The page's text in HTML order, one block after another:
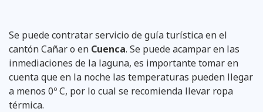
Se puede contratar servicio de guía turística en el
cantón Cañar o en Cuenca. Se puede acampar en las
inmediaciones de la laguna, es importante tomar en
cuenta que en la noche las temperaturas pueden llegar
a menos 0º C, por lo cual se recomienda llevar ropa
térmica.